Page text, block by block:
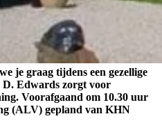
je graag tijdens een gezellige
Edwards zorgt voor
Voorafgaand om 10.30 uur
(ALV) gepland van KHN